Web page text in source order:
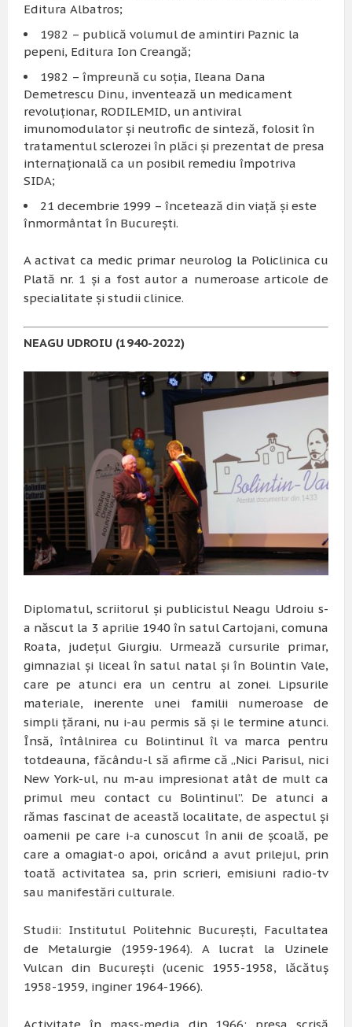
Editura Albatros;
1982 – publică volumul de amintiri Paznic la
pepeni, Editura Ion Creangă;
1982 – împreună cu soţia, Ileana Dana
Demetrescu Dinu, inventează un medicament
revoluţionar, RODILEMID, un antiviral
imunomodulator şi neutrofic de sinteză, folosit în
tratamentul sclerozei în plăci şi prezentat de presa
internaţională ca un posibil remediu împotriva
SIDA;
21 decembrie 1999 – încetează din viaţă şi este
înmormântat în Bucureşti.
A activat ca medic primar neurolog la Policlinica cu
Plată nr. 1 şi a fost autor a numeroase articole de
specialitate şi studii clinice.
NEAGU UDROIU (1940-2022)
Diplomatul, scriitorul şi publicistul Neagu Udroiu s-
a născut la 3 aprilie 1940 în satul Cartojani, comuna
Roata, judeţul Giurgiu. Urmează cursurile primar,
gimnazial şi liceal în satul natal şi în Bolintin Vale,
care pe atunci era un centru al zonei. Lipsurile
materiale, inerente unei familii numeroase de
simpli ţărani, nu i-au permis să şi le termine atunci.
Însă, întâlnirea cu Bolintinul îl va marca pentru
totdeauna, făcându-l să afirme că „Nici Parisul, nici
New York-ul, nu m-au impresionat atât de mult ca
primul meu contact cu Bolintinul”. De atunci a
rămas fascinat de această localitate, de aspectul şi
oamenii pe care i-a cunoscut în anii de şcoală, pe
care a omagiat-o apoi, oricând a avut prilejul, prin
toată activitatea sa, prin scrieri, emisiuni radio-tv
sau manifestări culturale.
Studii: Institutul Politehnic Bucureşti, Facultatea
de Metalurgie (1959-1964). A lucrat la Uzinele
Vulcan din Bucureşti (ucenic 1955-1958, lăcătuş
1958-1959, inginer 1964-1966).